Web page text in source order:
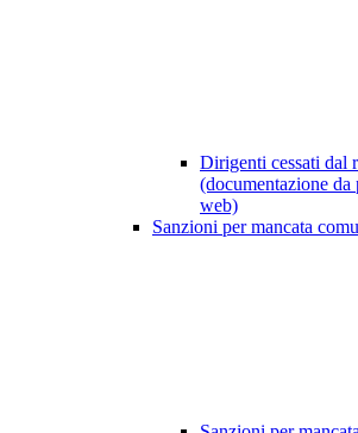
Dirigenti cessati dal
(documentazione
web)
Sanzioni per mancata